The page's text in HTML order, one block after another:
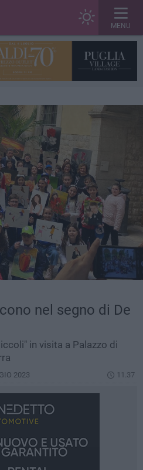
MENU
nel segno di De
in visita a Palazzo di
2023 11.37